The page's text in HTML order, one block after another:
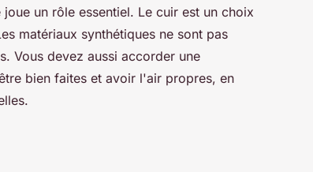
un rôle essentiel. Le cuir est un choix
matériaux synthétiques ne sont pas
Vous devez aussi accorder une
bien faites et avoir l'air propres, en